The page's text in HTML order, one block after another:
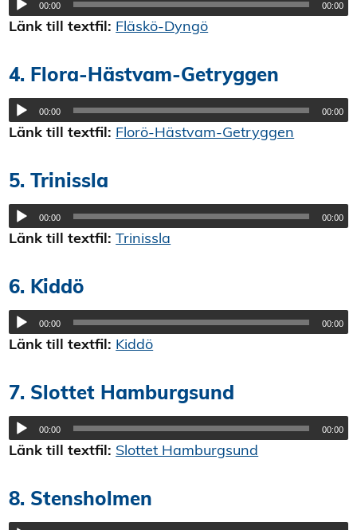
00:00 00:00
Länk till textfil: Fläskö-Dyngö
4. Flora-Hästvam-Getryggen
00:00 00:00
Länk till textfil: Florö-Hästvam-Getryggen
5. Trinissla
00:00 00:00
Länk till textfil: Trinissla
6. Kiddö
00:00 00:00
Länk till textfil: Kiddö
7. Slottet Hamburgsund
00:00 00:00
Länk till textfil: Slottet Hamburgsund
8. Stensholmen